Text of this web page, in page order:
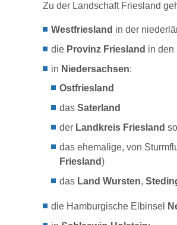
Zu der Landschaft Friesland
Westfriesland in der
die Provinz Friesland in den
in Niedersachsen:
Ostfriesland
das Saterland
der Landkreis Friesland
das ehemalige, von
Friesland)
das Land Wursten,
die Hamburgische Elbinsel